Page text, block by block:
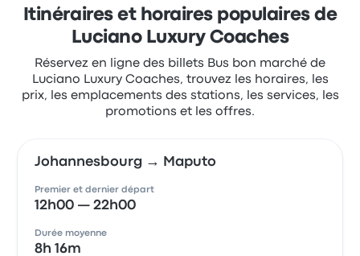
Itinéraires et horaires populaires de
Luciano Luxury Coaches
Réservez en ligne des billets Bus bon marché de
Luciano Luxury Coaches, trouvez les horaires, les
prix, les emplacements des stations, les services, les
promotions et les offres.
Johannesbourg → Maputo
Premier et dernier départ
12h00 — 22h00
Durée moyenne
8h 16m